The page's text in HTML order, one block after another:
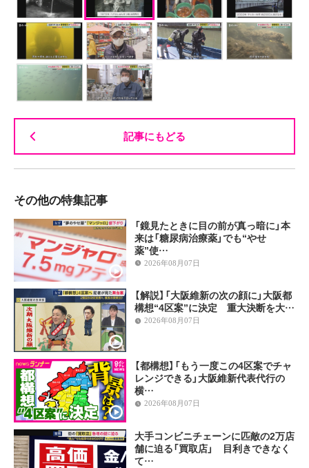
記事にもどる
その他の特集記事
「鏡見たときに目の前が真っ暗に」本
来は「糖尿病治療薬」でも“やせ
薬”使…
2026年08月07日
【解説】「大阪維新の次の顔に」大阪都
構想“4区案”に決定 重大決断を大…
2026年08月07日
【都構想】「もう一度この4区案でチャ
レンジできる」大阪維新代表代行の
横…
2026年08月07日
大手コンビニチェーンに匹敵の2万店
舗に迫る「買取店」 目利きできなく
て…